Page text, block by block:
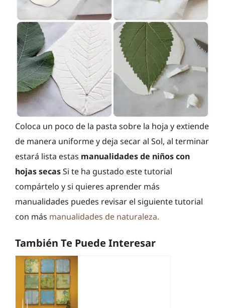
Coloca un poco de la pasta sobre la hoja y extiende
de manera uniforme y deja secar al Sol, al terminar
estará lista estas manualidades de niños con
hojas secasSi te ha gustado este tutorial
compártelo y si quieres aprender más
manualidades puedes revisar el siguiente tutorial
con más manualidades de naturaleza.
También Te Puede Interesar